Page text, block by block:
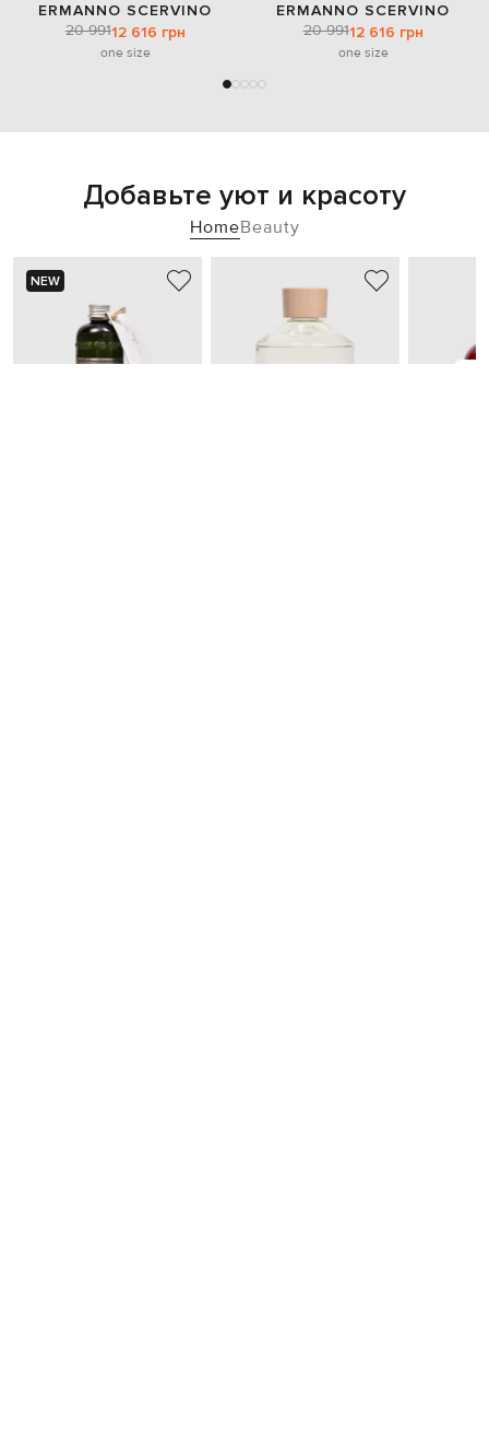
ERMANNO SCERVINO
20 99112 616 грн
one size
ERMANNO SCERVINO
20 99112 616 грн
one size
Добавьте уют и красоту
HomeBeauty
NEW